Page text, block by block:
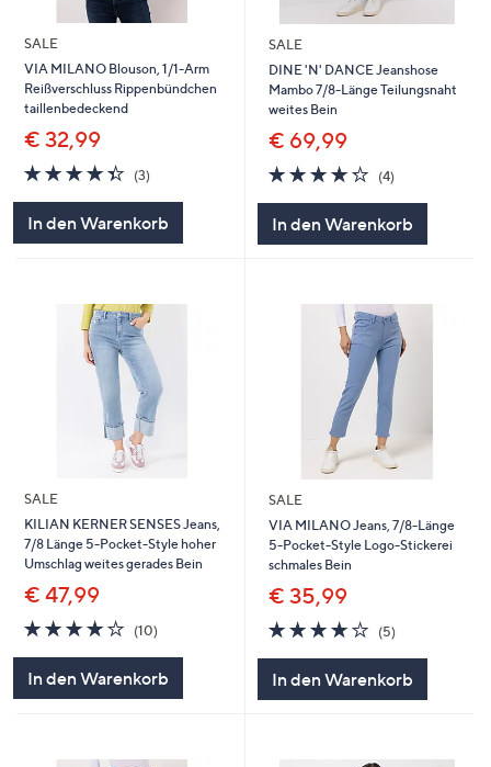
SALE
VIA MILANO Blouson, 1/1-Arm
Reißverschluss Rippenbündchen
taillenbedeckend
€ 32,99
4.3
von
5
(3)
In den Warenkorb
SALE
DINE 'N' DANCE Jeanshose
Mambo 7/8-Länge Teilungsnaht
weites Bein
€ 69,99
4.2
von
5
(4)
In den Warenkorb
SALE
KILIAN KERNER SENSES Jeans,
7/8 Länge 5-Pocket-Style hoher
Umschlag weites gerades Bein
€ 47,99
4.2
von
5
(10)
In den Warenkorb
SALE
VIA MILANO Jeans, 7/8-Länge
5-Pocket-Style Logo-Stickerei
schmales Bein
€ 35,99
4.2
von
5
(5)
In den Warenkorb